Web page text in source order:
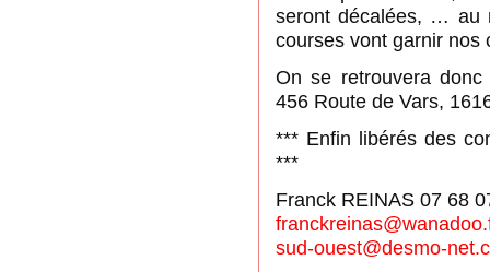
seront décalées, … au
courses vont garnir nos
On se retrouvera
456 Route de Vars,
*** Enfin libérés des
***
Franck REINAS 07 68
sud-ouest@desmo-